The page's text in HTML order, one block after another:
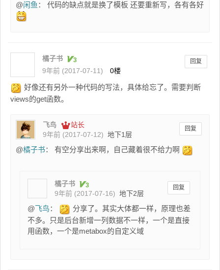
@闲鱼 ： 代码的缺点就是换了模板 还要重新写，各有各好
橘子书
9年前 (2017-07-11)
0楼
回复
好像还有另外一种代码的写法，具体给忘了。需要判断
views的get函数。
飞鸟
站长
9年前 (2017-07-12) 地下1层
回复
@橘子书： 有空分享出来啊，自己藏着很不给力啊
橘子书
9年前 (2017-07-16) 地下2层
回复
@飞鸟：
分享了。其实大体都一样，原理也差
不多。只是后台新增一列数据不一样，一个是直接
用函数，一个是metabox的自定义域